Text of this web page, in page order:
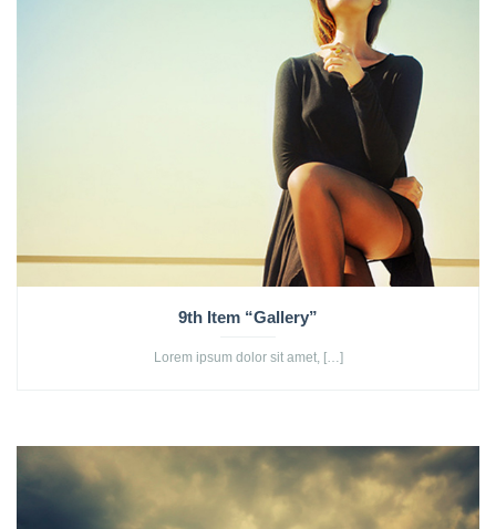
9th Item “Gallery”
Lorem ipsum dolor sit amet, […]